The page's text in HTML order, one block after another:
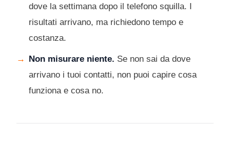
dove la settimana dopo il telefono squilla. I
risultati arrivano, ma richiedono tempo e
costanza.
Non misurare niente. Se non sai da dove
arrivano i tuoi contatti, non puoi capire cosa
funziona e cosa no.